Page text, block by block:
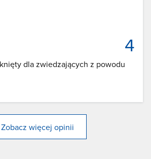
4
dla zwiedzających z powodu
Zobacz więcej opinii